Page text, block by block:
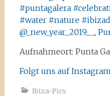
Aufnahmeort: Punta
Folgt uns auf
Ibiza-Pics